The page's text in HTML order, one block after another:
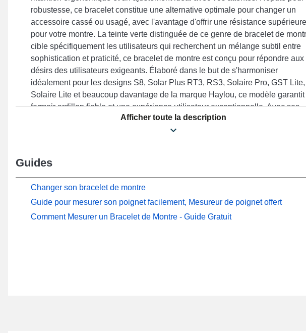
robustesse, ce bracelet constitue une alternative optimale pour changer un
accessoire cassé ou usagé, avec l'avantage d'offrir une résistance supérieure
pour votre montre. La teinte verte distinguée de ce genre de bracelet de
cible spécifiquement les utilisateurs qui recherchent un mélange subtil entre
sophistication et praticité, ce bracelet de montre est conçu pour répondre aux
désirs des utilisateurs exigeants. Élaboré dans le but de s'harmoniser
idéalement pour les designs S8, Solar Plus RT3, RS3, Solaire Pro, GST Lite,
Solaire Lite et beaucoup davantage de la marque Haylou, ce modèle garantit
fermoir ardillon fiable et une expérience utilisateur exceptionnelle. Avec ses
matériaux de haute qualité, cet article Haylou se fond parfaitement à divers
modèles disponibles de la marque Haylou, proposant une satisfaction totale
Afficher toute la description
Guides
Changer son bracelet de montre
Guide pour mesurer son poignet facilement, Mesureur de poignet offert
Comment Mesurer un Bracelet de Montre - Guide Gratuit